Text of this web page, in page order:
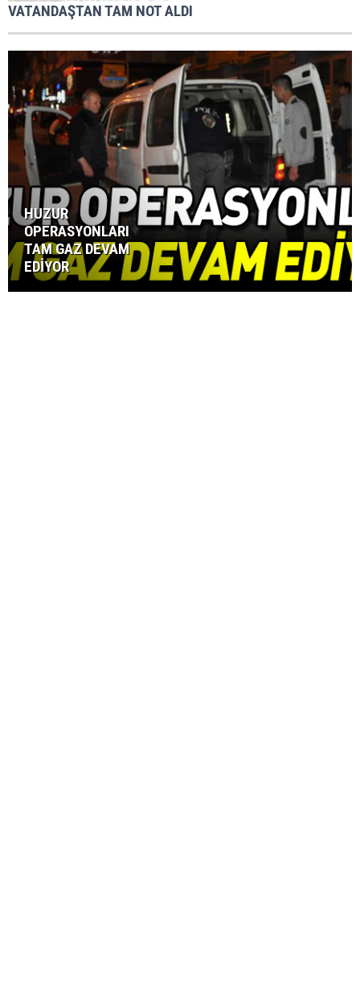
VATANDAŞTAN TAM NOT ALDI
HUZUR
OPERASYONLARI
TAM GAZ DEVAM
EDİYOR